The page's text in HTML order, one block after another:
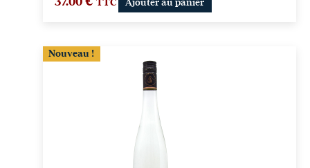
TTC Ajouter au panier
Nouveau !